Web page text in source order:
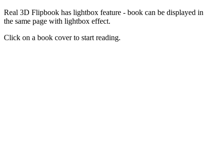
Real 3D Flipbook has lightbox feature - book can be displayed in
the same page with lightbox effect.
Click on a book cover to start reading.